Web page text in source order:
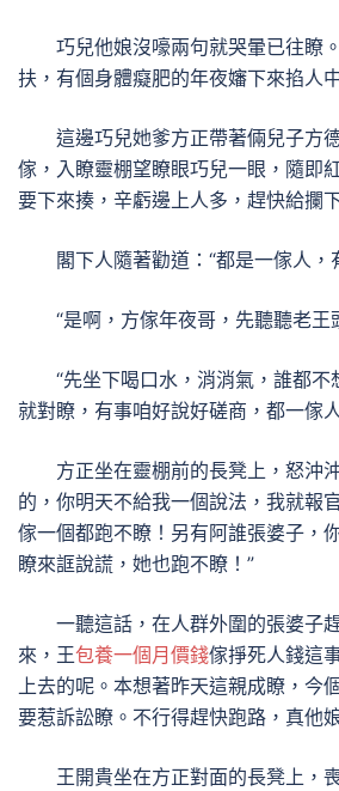
巧兒他娘沒嚎兩句就哭暈已往瞭
扶，有個身體癡肥的年夜嬸下來掐人
這邊巧兒她爹方正帶著倆兒子方
傢，入瞭靈棚望瞭眼巧兒一眼，隨即
要下來揍，辛虧邊上人多，趕快給攔
閣下人隨著勸道：“都是一傢人，
“是啊，方傢年夜哥，先聽聽老王
“先坐下喝口水，消消氣，誰都不
就對瞭，有事咱好說好磋商，都一傢
方正坐在靈棚前的長凳上，怒沖沖
的，你明天不給我一個說法，我就報
傢一個都跑不瞭！另有阿誰張婆子，
瞭來誆說謊，她也跑不瞭！”
一聽這話，在人群外圍的張婆子
來，王包養一個月價錢傢掙死人錢這
上去的呢。本想著昨天這親成瞭，今
要惹訴訟瞭。不行得趕快跑路，真他
王開貴坐在方正對面的長凳上，喪